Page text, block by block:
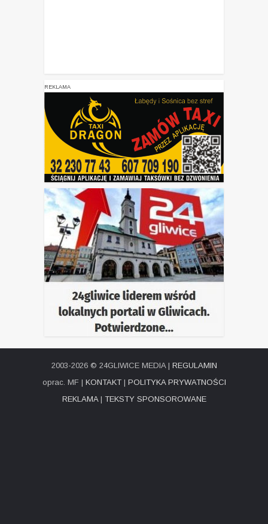
REKLAMA
2003-2026 © 24GLIWICE MEDIA | REGULAMIN
oprac. MF | KONTAKT| POLITYKA PRYWATNOŚCI
REKLAMA| TEKSTY SPONSOROWANE